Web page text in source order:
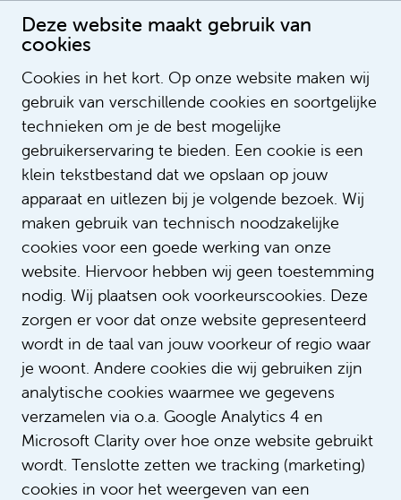
Deze website maakt gebruik van
cookies
Cookies in het kort. Op onze website maken wij
gebruik van verschillende cookies en soortgelijke
technieken om je de best mogelijke
gebruikerservaring te bieden. Een cookie is een
klein tekstbestand dat we opslaan op jouw
apparaat en uitlezen bij je volgende bezoek. Wij
maken gebruik van technisch noodzakelijke
cookies voor een goede werking van onze
website. Hiervoor hebben wij geen toestemming
nodig. Wij plaatsen ook voorkeurscookies. Deze
zorgen er voor dat onze website gepresenteerd
wordt in de taal van jouw voorkeur of regio waar
je woont. Andere cookies die wij gebruiken zijn
analytische cookies waarmee we gegevens
verzamelen via o.a. Google Analytics 4 en
Microsoft Clarity over hoe onze website gebruikt
wordt. Tenslotte zetten we tracking (marketing)
cookies in voor het weergeven van een
Wissam Beaino